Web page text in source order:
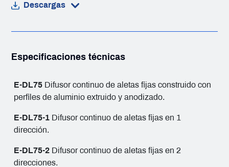
Descargas
Especificaciones técnicas
E-DL75 Difusor continuo de aletas fijas construido con
perfiles de aluminio extruido y anodizado.
E-DL75-1 Difusor continuo de aletas fijas en 1
dirección.
E-DL75-2 Difusor continuo de aletas fijas en 2
direcciones.